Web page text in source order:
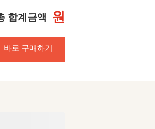
합계금액 원
바로 구매하기